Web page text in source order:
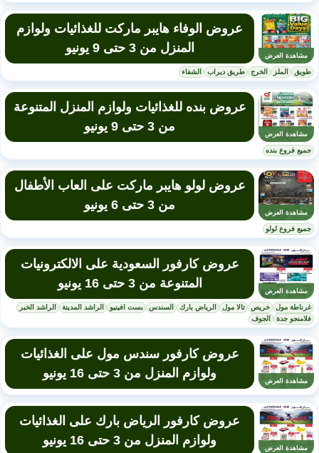
مشاهدة العرض
عروض الوفاء هايبر ماركت للغذائيات ولوازم
المنزل من 3 حتى 9 يونيو
طويق الملز الخرج طريق ديراب الشفاء
مشاهدة العرض
عروض بنده للغذائيات ولوازم المنزل المتنوعة
من 3 حتى 9 يونيو
جميع فروع بنده
مشاهدة العرض
عروض لولو هايبر ماركت على العاب الأطفال
من 3 حتى 6 يونيو
جميع فروع لولو
مشاهدة العرض
عروض كارفور السعودية على الالكترونيات
المتنوعة من 3 حتى 16 يونيو
غرناطة مول خريص تالا مول الرياض بارك السندس بست افينيو الراشد المدينة
الراشد الخبر
فلامنجو جدة
الجوف
مشاهدة العرض
عروض كارفور سندس مول على الغذائيات
ولوازم المنزل من 3 حتى 16 يونيو
مشاهدة العرض
عروض كارفور الرياض بارك على الغذائيات
ولوازم المنزل من 3 حتى 16 يونيو